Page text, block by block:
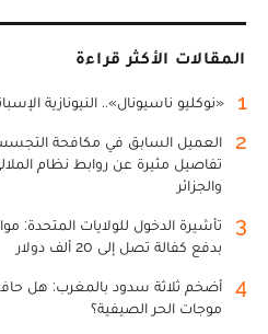
المقالات الأكثر قراءة
1 «نوكليو ناسيونال».. النيونازية
2
العميل السابق في مكافحة
تفاصيل مثيرة عن روابط نظام
والجزائر
3
بدفع كفالة تصل إلى 20 ألف دولار
4
أضخم ثلاثة سدود بالمغرب: هل
موجات الحر الصيفية؟